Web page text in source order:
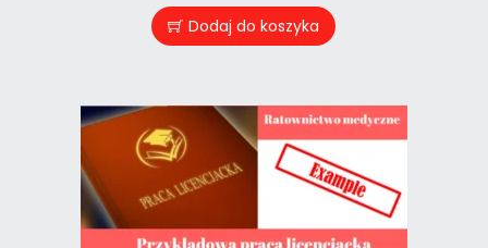
Dodaj do koszyka